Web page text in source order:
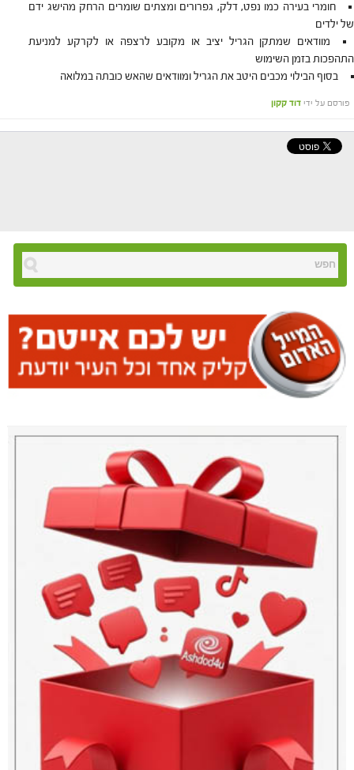
חומרי בעירה כמו נפט, דלק, גפרורים ומצתים שומרים הרחק מהישג ידם
של ילדים
מוודאים שמתקן הגריל יציב או מקובע לרצפה או לקרקע למניעת
התהפכות בזמן השימוש
בסוף הבילוי מכבים היטב את הגריל ומוודאים שהאש כובתה במלואה
פורסם על ידי דוד קקון